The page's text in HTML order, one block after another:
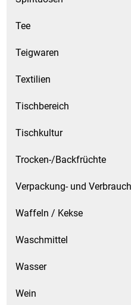
Tee
Teigwaren
Textilien
Tischbereich
Tischkultur
Trocken-/Backfrüchte
Verpackung- und
Waffeln / Kekse
Waschmittel
Wasser
Wein